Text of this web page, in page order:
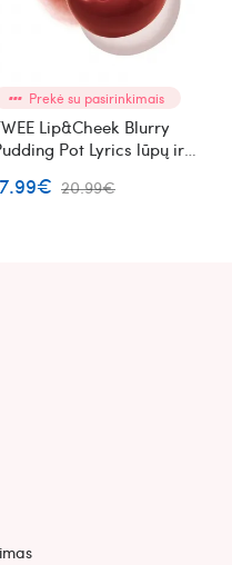
Prekė su pasirinkimais
Lip&Cheek Blurry
Pot Lyrics lūpų ir
20.99€